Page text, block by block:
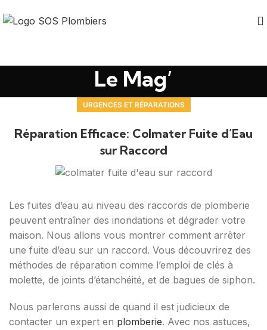
Le Mag’
URGENCES ET RÉPARATIONS
Réparation Efficace: Colmater Fuite d’Eau
sur Raccord
Les fuites d’eau au niveau des raccords de plomberie
peuvent entraîner des inondations et dégrader votre
maison. Nous allons vous montrer comment arrêter
une fuite d’eau sur un raccord. Vous découvrirez des
méthodes de réparation comme l’emploi de clés à
molette, de joints d’étanchéité, et de bagues de siphon.
Nous parlerons aussi de quand il est judicieux de
contacter un expert en plomberie. Avec nos astuces,